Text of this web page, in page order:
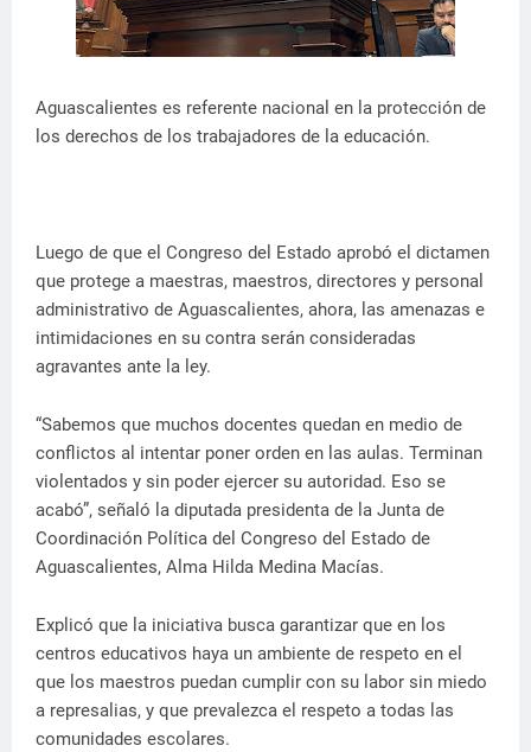
Aguascalientes es referente nacional en la protección de
los derechos de los trabajadores de la educación.
Luego de que el Congreso del Estado aprobó el dictamen
que protege a maestras, maestros, directores y personal
administrativo de Aguascalientes, ahora, las amenazas e
intimidaciones en su contra serán consideradas
agravantes ante la ley.
“Sabemos que muchos docentes quedan en medio de
conflictos al intentar poner orden en las aulas. Terminan
violentados y sin poder ejercer su autoridad. Eso se
acabó”, señaló la diputada presidenta de la Junta de
Coordinación Política del Congreso del Estado de
Aguascalientes, Alma Hilda Medina Macías.
Explicó que la iniciativa busca garantizar que en los
centros educativos haya un ambiente de respeto en el
que los maestros puedan cumplir con su labor sin miedo
a represalias, y que prevalezca el respeto a todas las
comunidades escolares.